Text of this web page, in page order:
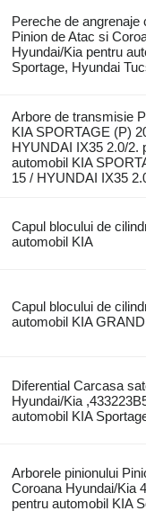
Pereche de angrenaje
Pinion de Atac si
Hyundai/Kia pentru
Sportage, Hyundai
Arbore de transmisie
KIA SPORTAGE (P)
HYUNDAI IX35 2.0/2.
automobil KIA
15 / HYUNDAI IX35
Capul blocului de
automobil KIA
Capul blocului de
automobil KIA
Diferential Carcasa
Hyundai/Kia
automobil KIA
Arborele pinionului
Coroana Hyundai/Kia
pentru automobil KIA